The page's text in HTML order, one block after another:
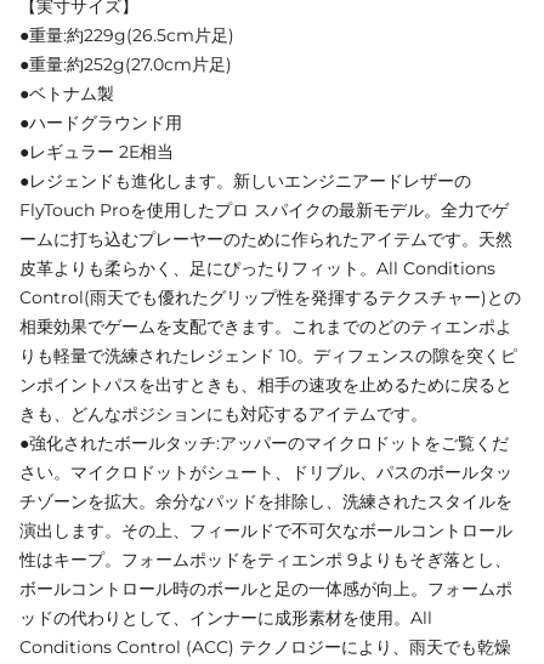
【実寸サイズ】
●重量:約229g(26.5cm片足)
●重量:約252g(27.0cm片足)
●ベトナム製
●ハードグラウンド用
●レギュラー 2E相当
●レジェンドも進化します。新しいエンジニアードレザーの
FlyTouch Proを使用したプロ スパイクの最新モデル。全力でゲ
ームに打ち込むプレーヤーのために作られたアイテムです。天然
皮革よりも柔らかく、足にぴったりフィット。All Conditions
Control(雨天でも優れたグリップ性を発揮するテクスチャー)との
相乗効果でゲームを支配できます。これまでのどのティエンポよ
りも軽量で洗練されたレジェンド 10。ディフェンスの隙を突くピ
ンポイントパスを出すときも、相手の速攻を止めるために戻ると
きも、どんなポジションにも対応するアイテムです。
●強化されたボールタッチ:アッパーのマイクロドットをご覧くだ
さい。マイクロドットがシュート、ドリブル、パスのボールタッ
チゾーンを拡大。余分なパッドを排除し、洗練されたスタイルを
演出します。その上、フィールドで不可欠なボールコントロール
性はキープ。フォームポッドをティエンポ 9よりもそぎ落とし、
ボールコントロール時のボールと足の一体感が向上。フォームポ
ッドの代わりとして、インナーに成形素材を使用。All
Conditions Control (ACC) テクノロジーにより、雨天でも乾燥